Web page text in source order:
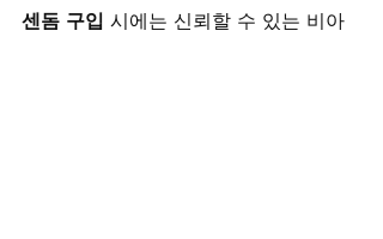
센돔 구입 시에는 신뢰할 수 있는 비아